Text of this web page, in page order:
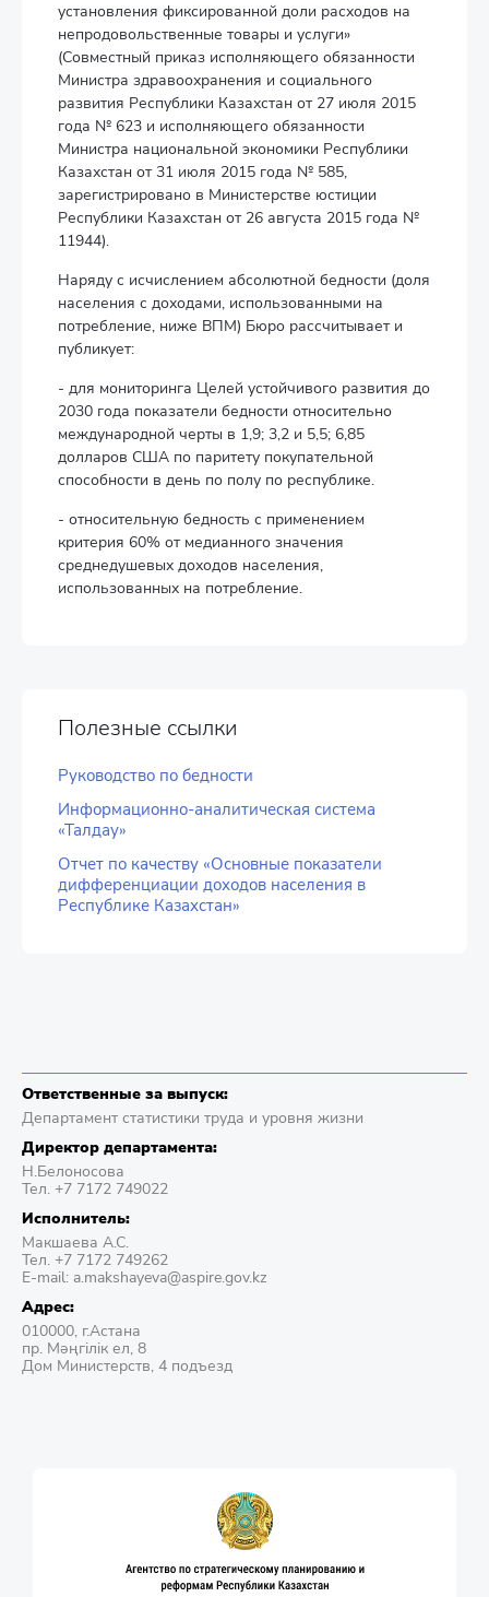
установления фиксированной доли расходов на
непродовольственные товары и услуги»
(Совместный приказ исполняющего обязанности
Министра здравоохранения и социального
развития Республики Казахстан от 27 июля 2015
года № 623 и исполняющего обязанности
Министра национальной экономики Республики
Казахстан от 31 июля 2015 года № 585,
зарегистрировано в Министерстве юстиции
Республики Казахстан от 26 августа 2015 года №
11944).
Наряду с исчислением абсолютной бедности (доля
населения с доходами, использованными на
потребление, ниже ВПМ) Бюро рассчитывает и
публикует:
- для мониторинга Целей устойчивого развития до
2030 года показатели бедности относительно
международной черты в 1,9; 3,2 и 5,5; 6,85
долларов США по паритету покупательной
способности в день по полу по республике.
- относительную бедность с применением
критерия 60% от медианного значения
среднедушевых доходов населения,
использованных на потребление.
Полезные ссылки
Руководство по бедности
Информационно-аналитическая система
«Талдау»
Отчет по качеству «Основные показатели
дифференциации доходов населения в
Республике Казахстан»
Ответственные за выпуск:
Департамент статистики труда и уровня жизни
Директор департамента:
Н.Белоносова
Тел. +7 7172 749022
Исполнитель:
Макшаева A.C.
Тел. +7 7172 749262
E-mail: a.makshayeva@aspire.gov.kz
Адрес:
010000, г.Астана
пр. Мәңгілік ел, 8
Дом Министерств, 4 подъезд